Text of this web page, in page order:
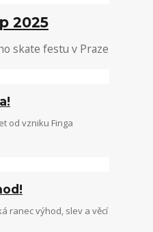
2025
skate festu v Praze
od vzniku Finga
ranec výhod, slev a věcí